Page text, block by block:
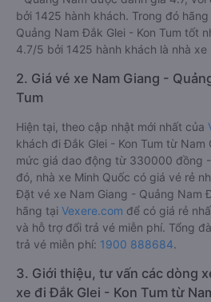
bởi 1425 hành khách. Trong đó
Quảng Nam Đắk Glei - Kon Tum tốt
4.7/5 bởi 1425 hành khách là nhà xe
2. Giá vé xe Nam Giang -
Tum
Hiện tại, theo cập nhật mới nhất của
khách đi Đắk Glei - Kon Tum từ Nam
mức giá dao động từ 330000 đồng
đó, nhà xe Minh Quốc có giá vé rẻ
Đặt vé xe Nam Giang - Quảng Nam
hãng tại Vexere.com để có giá rẻ
và hỗ trợ đổi trả vé miễn phí. Tổng
trả vé miễn phí: 1900 888684.
3. Giới thiệu, tư vấn các dòng
xe đi Đắk Glei - Kon Tum từ